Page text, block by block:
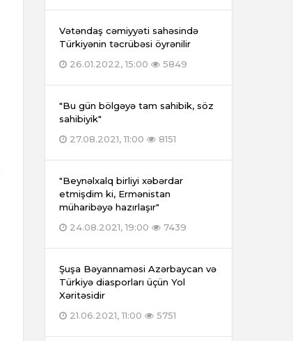
Vətəndaş cəmiyyəti sahəsində
Türkiyənin təcrübəsi öyrənilir
26.01.2022, 15:00
5849
"Bu gün bölgəyə tam sahibik, söz
sahibiyik"
27.08.2021, 11:00
8151
"Beynəlxalq birliyi xəbərdar
etmişdim ki, Ermənistan
müharibəyə hazırlaşır"
24.08.2021, 19:00
7439
Şuşa Bəyannaməsi Azərbaycan və
Türkiyə diasporları üçün Yol
Xəritəsidir
21.06.2021, 11:00
5751